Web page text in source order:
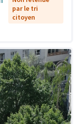
par le tri
citoyen